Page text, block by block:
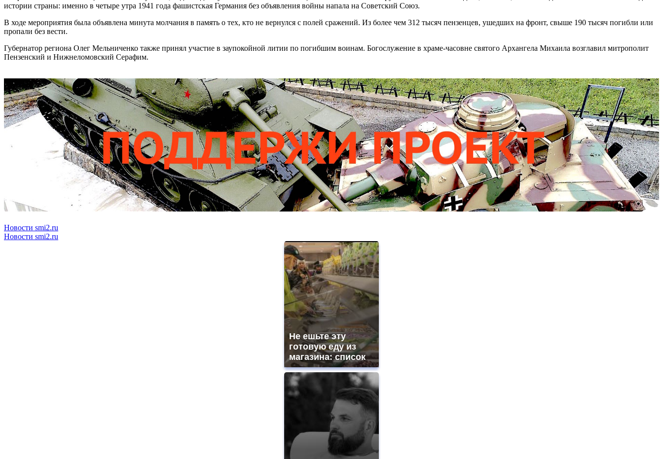
истории страны: именно в четыре утра 1941 года фашистская Германия без объявления войны напала на Советский Союз.
В ходе мероприятия была объявлена минута молчания в память о тех, кто не вернулся с полей сражений. Из более чем 312 тысяч пензенцев, ушедших на фронт, свыше 190 тысяч погибли или
пропали без вести.
Губернатор региона Олег Мельниченко также принял участие в заупокойной литии по погибшим воинам. Богослужение в храме-часовне святого Архангела Михаила возглавил митрополит
Пензенский и Нижнеломовский Серафим.
Новости smi2.ru
Новости smi2.ru
Не ешьте эту
готовую еду из
магазина: список